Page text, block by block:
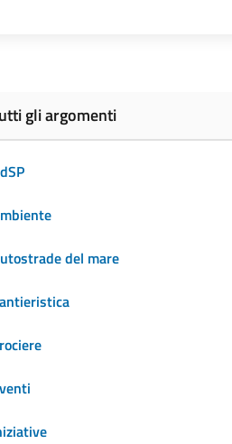
gli argomenti
del mare